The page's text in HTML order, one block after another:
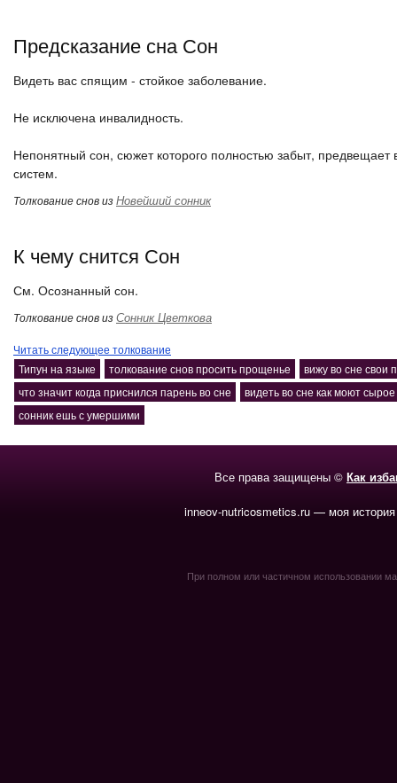
Предсказание сна Сон
Видеть вас спящим - стойкое заболевание.
Не исключена инвалидность.
Непонятный сон, сюжет которого полностью забыт,
систем.
Толкование снов изНовейший сонник
К чему снится Сон
См. Осознанный сон.
Толкование снов изСонник Цветкова
Читать следующее толкование
Типун на языке
толкование снов просить прощенье
вижу во сне свои
что значит когда приснился парень во сне
видеть во сне как моют
сонник ешь с умершими
Все права защищены © Как
inneov-nutricosmetics.ru — моя
При полном или частичном использовании